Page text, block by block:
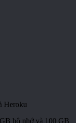
Heroku
bộ nhớ và 100 GB